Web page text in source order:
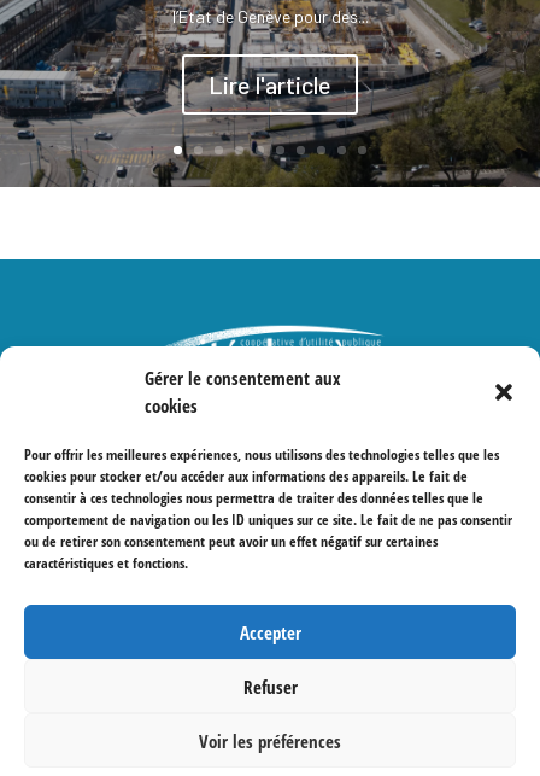
Gérer le consentement aux
cookies
Pour offrir les meilleures expériences, nous utilisons des technologies telles que les
cookies pour stocker et/ou accéder aux informations des appareils. Le fait de
consentir à ces technologies nous permettra de traiter des données telles que le
comportement de navigation ou les ID uniques sur ce site. Le fait de ne pas consentir
ou de retirer son consentement peut avoir un effet négatif sur certaines
caractéristiques et fonctions.
Accepter
Refuser
Voir les préférences
l’Etat de Genève pour des...
Lire l'article
© Coopérative Cité Derrière 2022 – Visuel et